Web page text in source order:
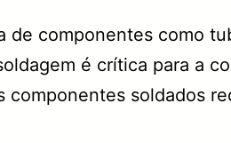
de componentes como
é crítica para a
soldados